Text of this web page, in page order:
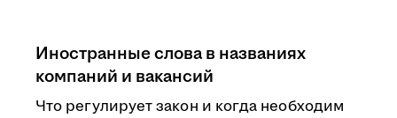
Иностранные слова в названиях
компаний и вакансий
Что регулирует закон и когда необходим